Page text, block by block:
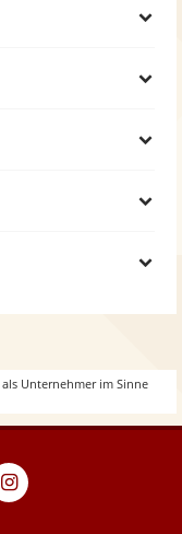
w
o
h
als Unternehmer im Sinne
eventpeppers